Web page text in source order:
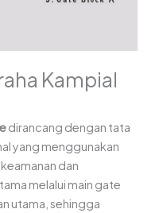
Kampial
dirancang dengan tata
yang menggunakan
dan
melalui main gate
utama, sehingga